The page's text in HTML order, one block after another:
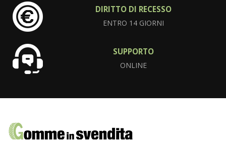
DIRITTO DI RECESSO
ENTRO 14 GIORNI
SUPPORTO
ONLINE